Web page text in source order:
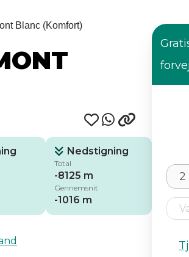
Blanc (Komfort)
Nedstigning
Total
-8125 m
Gennemsnit
-1016 m